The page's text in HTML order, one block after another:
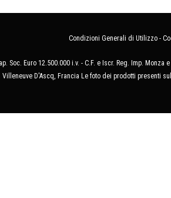
Condizioni Generali di Utilizzo -
Soc. Euro 12.500.000 i.v. - C.F. e Iscr. Reg. Imp.
Villeneuve D'Ascq, Francia Le foto dei prodotti presenti